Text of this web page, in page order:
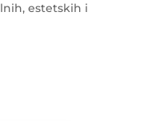
estetskih i